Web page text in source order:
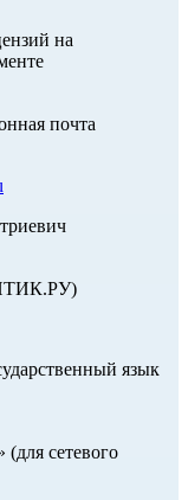
на
почта
язык
сетевого